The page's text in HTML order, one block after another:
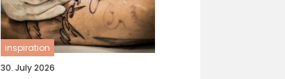
inspiration
30. July 2026